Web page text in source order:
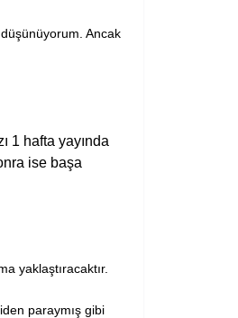
Ancak
1 hafta yayında
ise başa
yaklaştıracaktır.
paraymış gibi